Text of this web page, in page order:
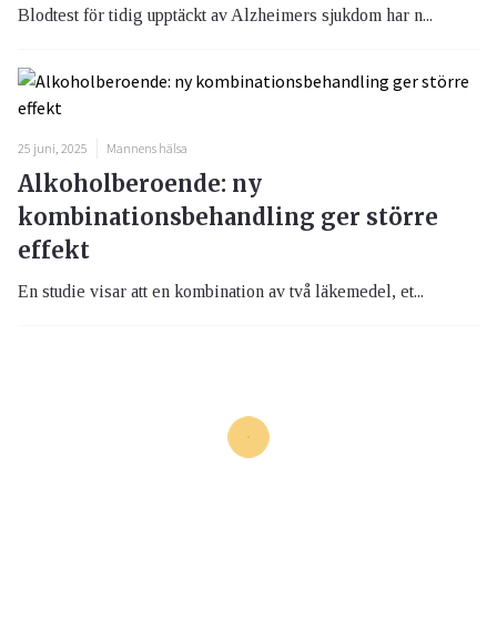
Blodtest för tidig upptäckt av Alzheimers sjukdom har n...
25 juni, 2025 Mannens hälsa
Alkoholberoende: ny
kombinationsbehandling ger större
effekt
En studie visar att en kombination av två läkemedel, et...